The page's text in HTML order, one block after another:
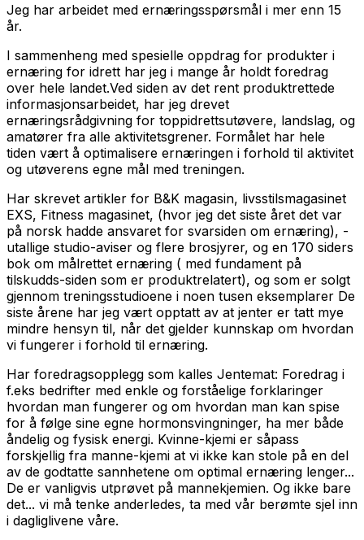
Jeg har arbeidet med ernæringsspørsmål i mer enn 15
år.
I sammenheng med spesielle oppdrag for produkter i
ernæring for idrett har jeg i mange år holdt foredrag
over hele landet.Ved siden av det rent produktrettede
informasjonsarbeidet, har jeg drevet
ernæringsrådgivning for toppidrettsutøvere, landslag, og
amatører fra alle aktivitetsgrener. Formålet har hele
tiden vært å optimalisere ernæringen i forhold til aktivitet
og utøverens egne mål med treningen.
Har skrevet artikler for B&K magasin, livsstilsmagasinet
EXS, Fitness magasinet, (hvor jeg det siste året det var
på norsk hadde ansvaret for svarsiden om ernæring), -
utallige studio-aviser og flere brosjyrer, og en 170 siders
bok om målrettet ernæring ( med fundament på
tilskudds-siden som er produktrelatert), og som er solgt
gjennom treningsstudioene i noen tusen eksemplarer De
siste årene har jeg vært opptatt av at jenter er tatt mye
mindre hensyn til, når det gjelder kunnskap om hvordan
vi fungerer i forhold til ernæring.
Har foredragsopplegg som kalles Jentemat: Foredrag i
f.eks bedrifter med enkle og forståelige forklaringer
hvordan man fungerer og om hvordan man kan spise
for å følge sine egne hormonsvingninger, ha mer både
åndelig og fysisk energi. Kvinne-kjemi er såpass
forskjellig fra manne-kjemi at vi ikke kan stole på en del
av de godtatte sannhetene om optimal ernæring lenger...
De er vanligvis utprøvet på mannekjemien. Og ikke bare
det... vi må tenke anderledes, ta med vår berømte sjel inn
i dagliglivene våre.